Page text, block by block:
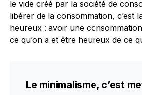
le vide créé par la société de
libérer de la consommation, c’est
heureux : avoir une
ce qu’on a et être heureux de ce
Le minimalisme, c’est